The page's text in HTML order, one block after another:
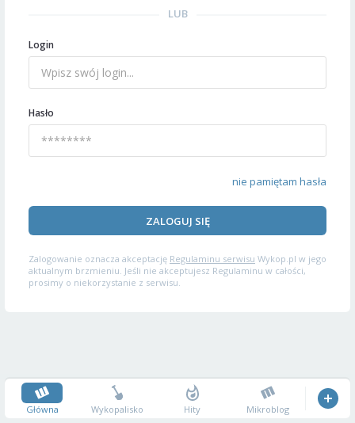
LUB
Login
Hasło
nie pamiętam hasła
ZALOGUJ SIĘ
Zalogowanie oznacza akceptację Regulaminu serwisu Wykop.pl w jego
aktualnym brzmieniu. Jeśli nie akceptujesz Regulaminu w całości,
prosimy o niekorzystanie z serwisu.
Główna Wykopalisko Hity Mikroblog